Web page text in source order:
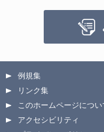
例規集
リンク集
このホームページについ
アクセシビリティ